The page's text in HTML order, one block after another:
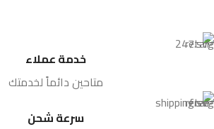
خدمة عملاء
متاحين دائماً لخدمتك
سرعة شحن